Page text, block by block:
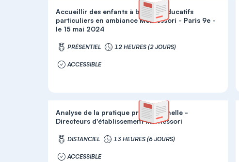
Accueillir des enfants à besoins éducatifs
particuliers en ambiance Montessori - Paris 9e -
le 15 mai 2024
PRÉSENTIEL 12 HEURES (2 JOURS)
ACCESSIBLE
Analyse de la pratique professionnelle -
Directeurs d'établissement Montessori
DISTANCIEL 13 HEURES (6 JOURS)
ACCESSIBLE